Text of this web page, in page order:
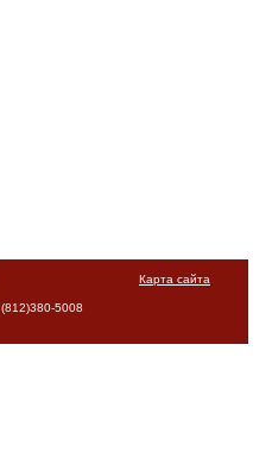
Карта сайта
5008